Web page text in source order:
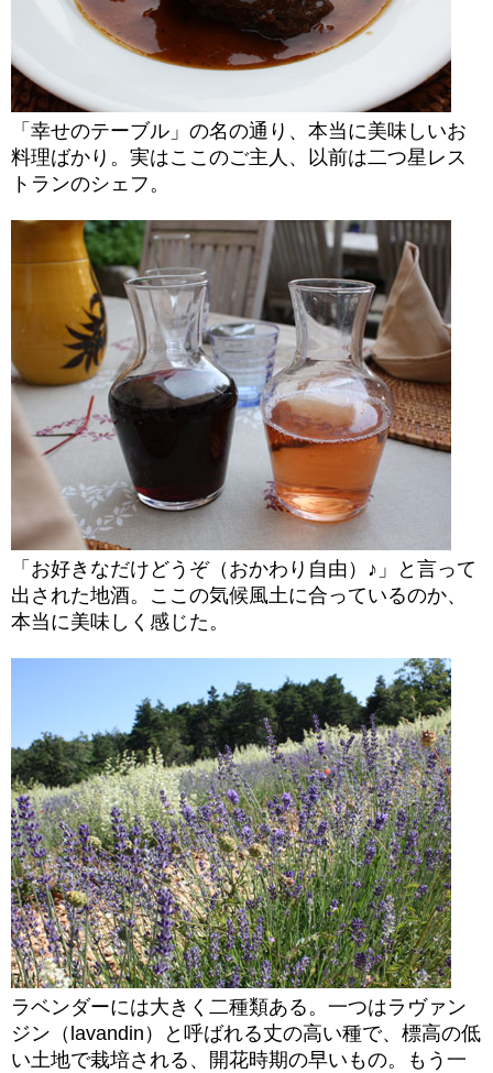
「幸せのテーブル」の名の通り、本当に美味しいお
料理ばかり。実はここのご主人、以前は二つ星レス
トランのシェフ。
「お好きなだけどうぞ（おかわり自由）♪」と言って
出された地酒。ここの気候風土に合っているのか、
本当に美味しく感じた。
ラベンダーには大きく二種類ある。一つはラヴァン
ジン（lavandin）と呼ばれる丈の高い種で、標高の低
い土地で栽培される、開花時期の早いもの。もう一